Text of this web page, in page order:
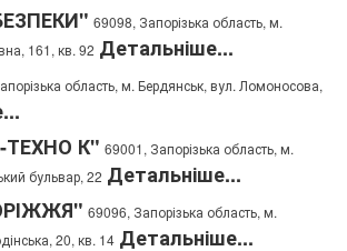
69098, Запорізька область, м.
161, кв. 92 Детальніше...
область, м. Бердянськ, вул. Ломоносова,
К" 69001, Запорізька область, м.
бульвар, 22 Детальніше...
69096, Запорізька область, м.
20, кв. 14 Детальніше...